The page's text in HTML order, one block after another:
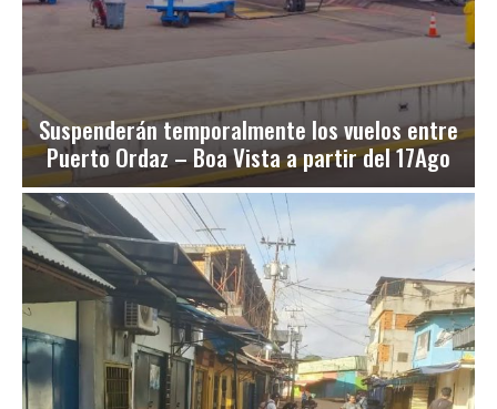
Suspenderán temporalmente los vuelos entre
Puerto Ordaz – Boa Vista a partir del 17Ago